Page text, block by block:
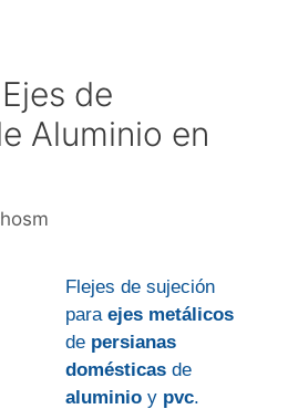
de
Aluminio en
Flejes de sujeción
para ejes metálicos
de persianas
domésticas de
aluminio y pvc.